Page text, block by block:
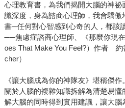
心理教育書，為我們揭開大腦的神
識深度，身為諮商心理師，我會驕
書─任何對心智感到心奇的人，都該
──焦慮症諮商心理師、《那麼你現
oes That Make You Feel?）作者 約
cher）
《讓大腦成為你的神隊友》堪稱傑
關於人腦的複雜知識拆解為清楚易
解大腦的同時得到實用建議，讓大腦